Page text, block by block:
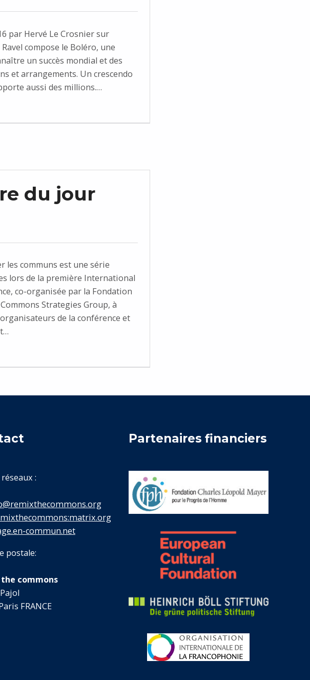
par Hervé Le Crosnier sur
compose le Boléro, une
un succès mondial et des
et arrangements. Un crescendo
aussi des millions.…
du jour
les communs est une série
lors de la première International
co-organisée par la Fondation
Strategies Group, à
de la conférence et
:
commun.net
postale:
the commons
FRANCE
Partenaires financiers